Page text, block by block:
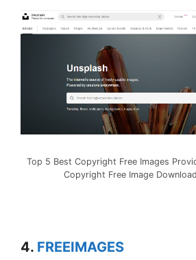
Top 5 Best Copyright Free Images
Copyright Free Image
4. FREEIMAGES